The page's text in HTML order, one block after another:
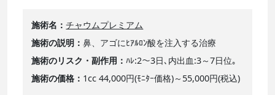
施術名
チャウムプレミアム
施術の説明
鼻、アゴにﾋｱﾙﾛﾝ酸を注入する治療
施術のリスク・副作用
ﾊﾚ:2～3日､内出血:3～7日位｡
施術の価格
1cc 44,000円(ﾓﾆﾀｰ価格)～55,000円(税込)